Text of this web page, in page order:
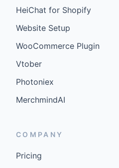
HeiChat for Shopify
Website Setup
WooCommerce Plugin
Vtober
Photoniex
MerchmindAI
COMPANY
Pricing